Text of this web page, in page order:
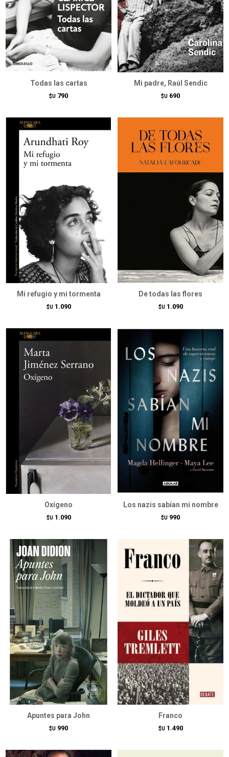
Todas las cartas
$U 790
Mi padre, Raúl Sendic
$U 690
Mi refugio y mi tormenta
$U 1.090
De todas las flores
$U 1.090
Oxígeno
$U 1.090
Los nazis sabían mi nombre
$U 990
Apuntes para John
$U 990
Franco
$U 1.490